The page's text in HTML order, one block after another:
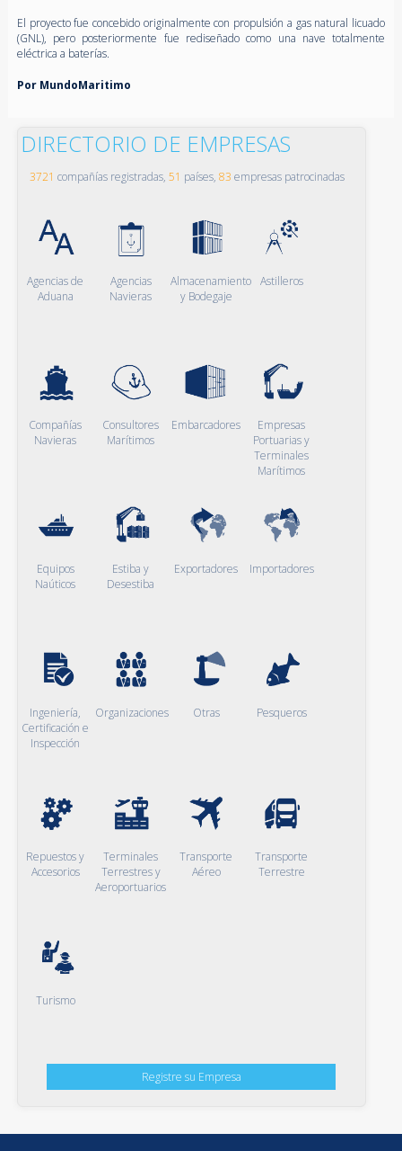
El proyecto fue concebido originalmente con propulsión a gas natural licuado
(GNL), pero posteriormente fue rediseñado como una nave totalmente
eléctrica a baterías.
Por MundoMaritimo
DIRECTORIO DE EMPRESAS
3721 compañías registradas, 51 países, 83 empresas patrocinadas
Agencias de
Aduana
Agencias
Navieras
Almacenamiento
y Bodegaje
Astilleros
Compañías
Navieras
Consultores
Marítimos
Embarcadores
Empresas
Portuarias y
Terminales
Marítimos
Equipos
Naúticos
Estiba y
Desestiba
Exportadores Importadores
Ingeniería,
Certificación e
Inspección
Organizaciones Otras Pesqueros
Repuestos y
Accesorios
Terminales
Terrestres y
Aeroportuarios
Transporte
Aéreo
Transporte
Terrestre
Turismo
Registre su Empresa